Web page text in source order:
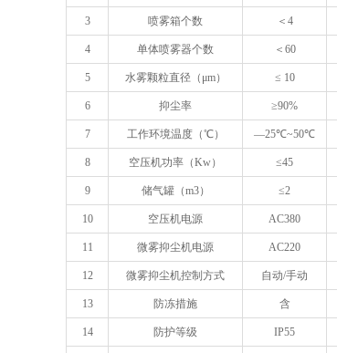
3 喷雾箱个数 ＜ 4
4 单体喷雾器个数 ＜ 60
5 水雾颗粒直径（μm） ≤ 10
6 抑尘率 ≥90%
7 工作环境温度（℃） —25℃~50℃
8 空压机功率（Kw） ≤45
9 储气罐（m3） ≤2
10 空压机电源 AC380
11 微雾抑尘机电源 AC220
12 微雾抑尘机控制方式 自动/手动
13 防冻措施 含
14 防护等级 IP55